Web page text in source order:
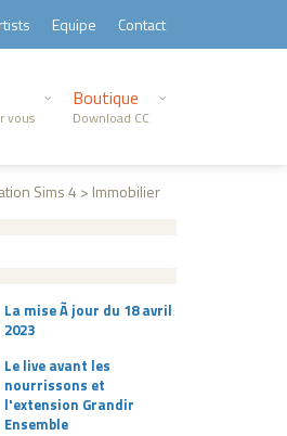
Equipe Contact
vous
Boutique
Download CC
Sims 4 > Immobilier
La mise Ã jour du 18 avril
2023
Le live avant les
nourrissons et
l'extension Grandir
Ensemble